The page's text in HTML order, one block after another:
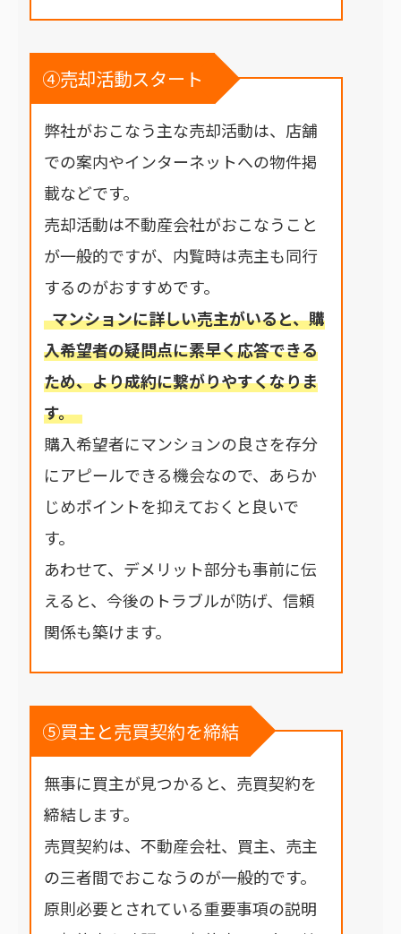
④売却活動スタート
弊社がおこなう主な売却活動は、店舗
での案内やインターネットへの物件掲
載などです。
売却活動は不動産会社がおこなうこと
が一般的ですが、内覧時は売主も同行
するのがおすすめです。
マンションに詳しい売主がいると、購
入希望者の疑問点に素早く応答できる
ため、より成約に繋がりやすくなりま
す。
購入希望者にマンションの良さを存分
にアピールできる機会なので、あらか
じめポイントを抑えておくと良いで
す。
あわせて、デメリット部分も事前に伝
えると、今後のトラブルが防げ、信頼
関係も築けます。
⑤買主と売買契約を締結
無事に買主が見つかると、売買契約を
締結します。
売買契約は、不動産会社、買主、売主
の三者間でおこなうのが一般的です。
原則必要とされている重要事項の説明